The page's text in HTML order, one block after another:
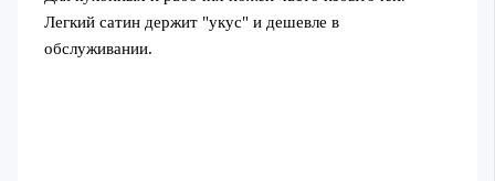
Легкий сатин держит "укус" и дешевле в
обслуживании.